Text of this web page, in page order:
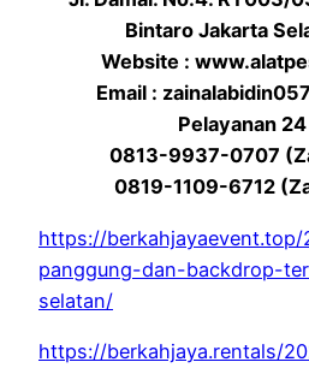
Bintaro Jakarta
Website :
Email :
Pelayanan
0813-9937-0707
0819-1109-6712
https://
panggung-dan-backdrop-
selatan/
https://berkahjaya.rentals/